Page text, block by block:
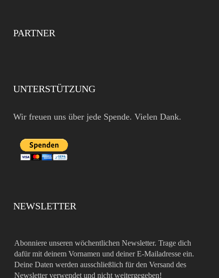
PARTNER
UNTERSTÜTZUNG
Wir freuen uns über jede Spende. Vielen Dank.
NEWSLETTER
Abonniere unseren wöchentlichen Newsletter. Trage dich
dafür mit deinem Vornamen und deiner E-Mailadresse ein.
Deine Daten werden ausschließlich für den Versand des
Newsletter verwendet und nicht weitergegeben!